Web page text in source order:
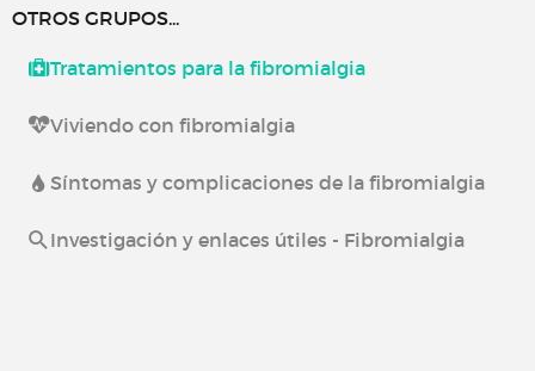
OTROS GRUPOS...
Tratamientos para la fibromialgia
Viviendo con fibromialgia
Síntomas y complicaciones de la fibromialgia
Investigación y enlaces útiles - Fibromialgia